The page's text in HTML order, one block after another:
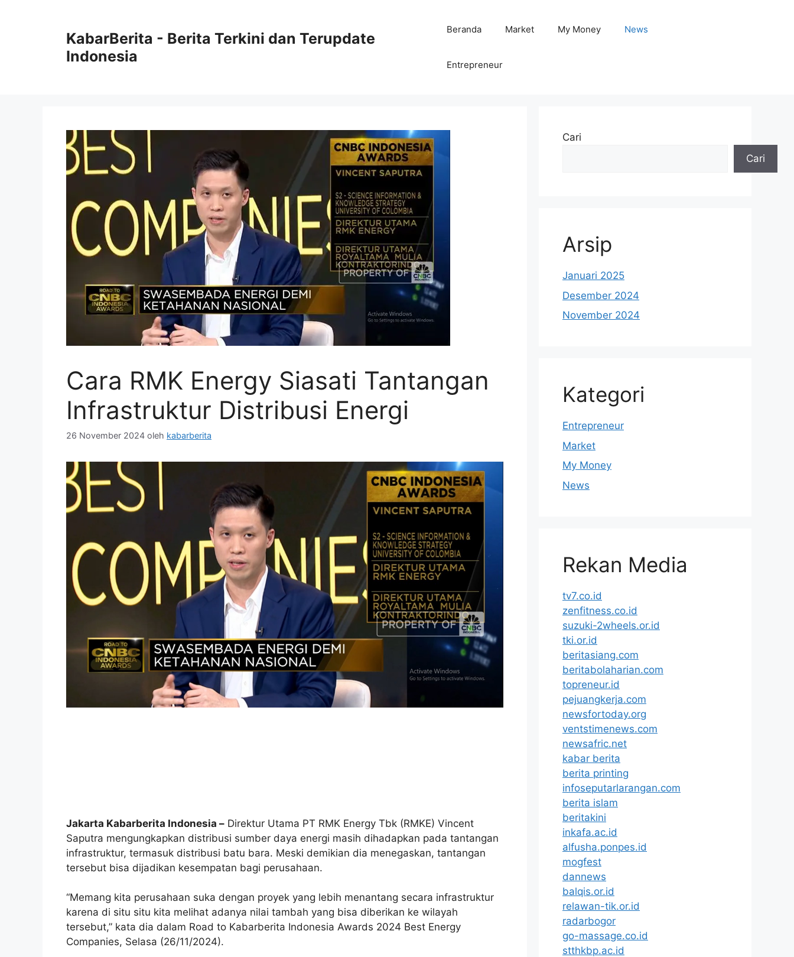
KabarBerita - Berita Terkini dan Terupdate
Indonesia
Beranda Market My Money News
Entrepreneur
Cara RMK Energy Siasati Tantangan
Infrastruktur Distribusi Energi
26 November 2024 oleh kabarberita
Jakarta Kabarberita Indonesia – Direktur Utama PT RMK Energy Tbk (RMKE) Vincent
Saputra mengungkapkan distribusi sumber daya energi masih dihadapkan pada tantangan
infrastruktur, termasuk distribusi batu bara. Meski demikian dia menegaskan, tantangan
tersebut bisa dijadikan kesempatan bagi perusahaan.
“Memang kita perusahaan suka dengan proyek yang lebih menantang secara infrastruktur
karena di situ situ kita melihat adanya nilai tambah yang bisa diberikan ke wilayah
tersebut,” kata dia dalam Road to Kabarberita Indonesia Awards 2024 Best Energy
Companies, Selasa (26/11/2024).
Cari
Cari
Arsip
Januari 2025
Desember 2024
November 2024
Kategori
Entrepreneur
Market
My Money
News
Rekan Media
tv7.co.id
zenfitness.co.id
suzuki-2wheels.or.id
tki.or.id
beritasiang.com
beritabolaharian.com
topreneur.id
pejuangkerja.com
newsfortoday.org
ventstimenews.com
newsafric.net
kabar berita
berita printing
infoseputarlarangan.com
berita islam
beritakini
inkafa.ac.id
alfusha.ponpes.id
mogfest
dannews
balqis.or.id
relawan-tik.or.id
radarbogor
go-massage.co.id
stthkbp.ac.id